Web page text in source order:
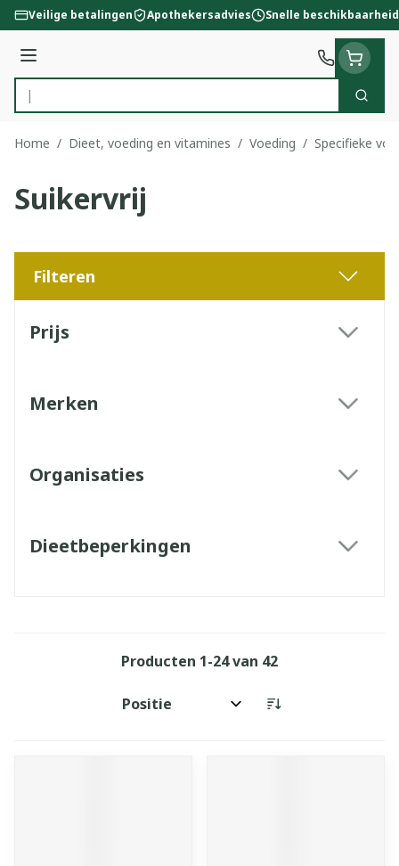
Ga naar de inhoud
Veilige betalingen Apothekersadvies Snelle beschikbaarheid
Menu
Product, merk, categorie...
Zoek
Home / Dieet, voeding en vitamines / Voeding / Specifieke
Suikervrij
Filteren
Prijs
Merken
Organisaties
Dieetbeperkingen
Producten 1-24van 42
Sorteer op: